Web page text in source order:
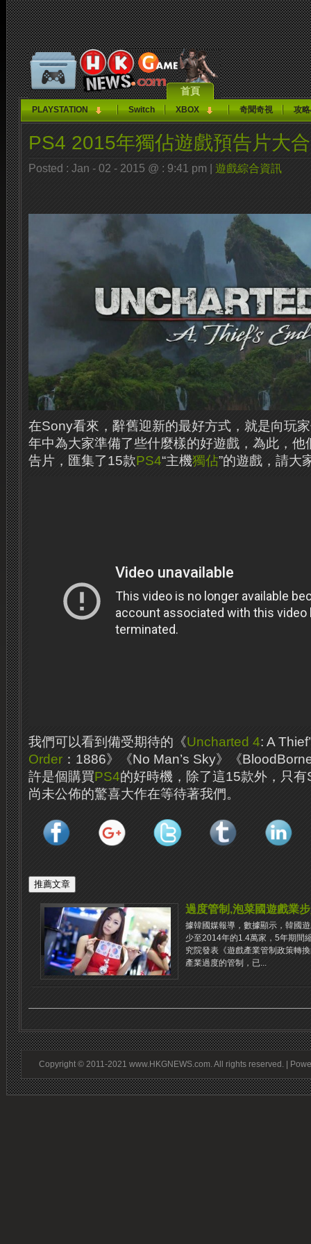
首頁
PLAYSTATION Switch XBOX 奇聞奇視 攻
PS4 2015年獨佔遊戲預告片大
Posted : Jan - 02 - 2015 @ : 9:41 pm | 遊戲綜合資訊
在Sony看來，辭舊迎新的最好方式，就是向玩
年中為大家準備了些什麼樣的好遊戲，為此，他
告片，匯集了15款PS4“主機獨佔”的遊戲，請大
我們可以看到備受期待的《Uncharted 4: A
Order ：1886》《No Man’s Sky》《
許是個購買PS4的好時機，除了這15款外，只
尚未公佈的驚喜大作在等待著我們。
過度管制,泡菜國遊戲業
據韓國媒報導，數據顯示，韓國
少至2014年的1.4萬家，5年期間
究院發表《遊戲產業管制政策轉
產業過度的管制，已...
Copyright © 2011-2021 www.HKGNEWS.com. All rights reserved. |